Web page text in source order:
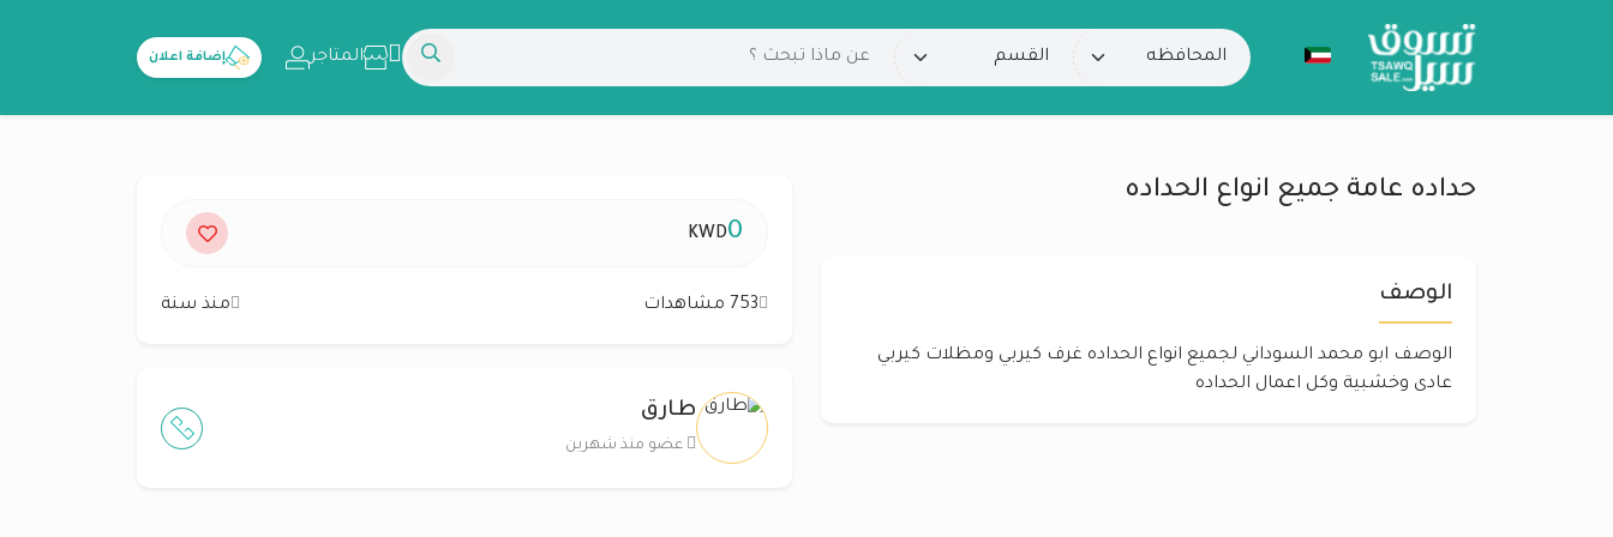
المتاجر إضافة اعلان
حداده عامة جميع انواع الحداده
الوصف
الوصف ابو محمد السوداني لجميع انواع الحداده غرف كيربي ومظلات كيربي
عادى وخشبية وكل اعمال الحداده
0
KWD
753 مشاهدات منذ سنة
طارق
عضو منذ شهرين